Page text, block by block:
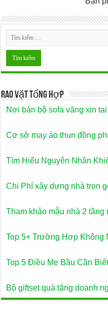
Rao Vặt Tổng Hợp
Nơi bán bộ sofa văng xịn tại
Cơ sở may áo thun đồng
Tìm Hiểu Nguyên Nhân
Chi Phí xây dựng nhà trọn
Tham khảo mẫu nhà 2
Top 5+ Trường Hợp Không
Top 5 Điều Mẹ Bầu Cần
Bộ giftset quà tặng doanh